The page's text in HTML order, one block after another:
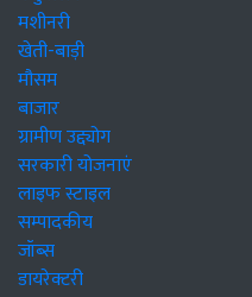
मशीनरी
खेती-बाड़ी
मौसम
बाजार
ग्रामीण उद्द्योग
सरकारी योजनाएं
लाइफ स्टाइल
सम्पादकीय
जॉब्स
डायरेक्टरी